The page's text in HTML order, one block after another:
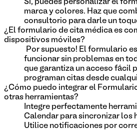
Sí, puedes personalizar el
marca y colores. Haz que
consultorio para darle un
¿El formulario de cita médica es
dispositivos móviles?
¡Por supuesto! El formulario
funcionar sin problemas en
que garantiza un acceso fácil
programan citas desde
¿Cómo puedo integrar el
otras herramientas?
Integre perfectamente
Calendar para sincronizar los
Utilice notificaciones por